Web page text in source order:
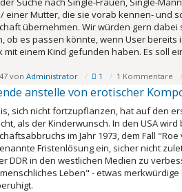
einer Mutter, die sie vorab kennen- und
übernehmen. Wir würden gern
ob es passen könnte, wenn User
mit einem Kind gefunden haben. Es soll
von Administrator 1 1 Kommentare
anstelle von ero­tischer
sich nicht fortzupflanzen, hat auf den
als der Kinderwunsch. In den USA
im Jahr 1973, dem Fall
Fristenlösung ein, sicher nicht
DDR in den westlichen Medien zu
Leben" - etwas